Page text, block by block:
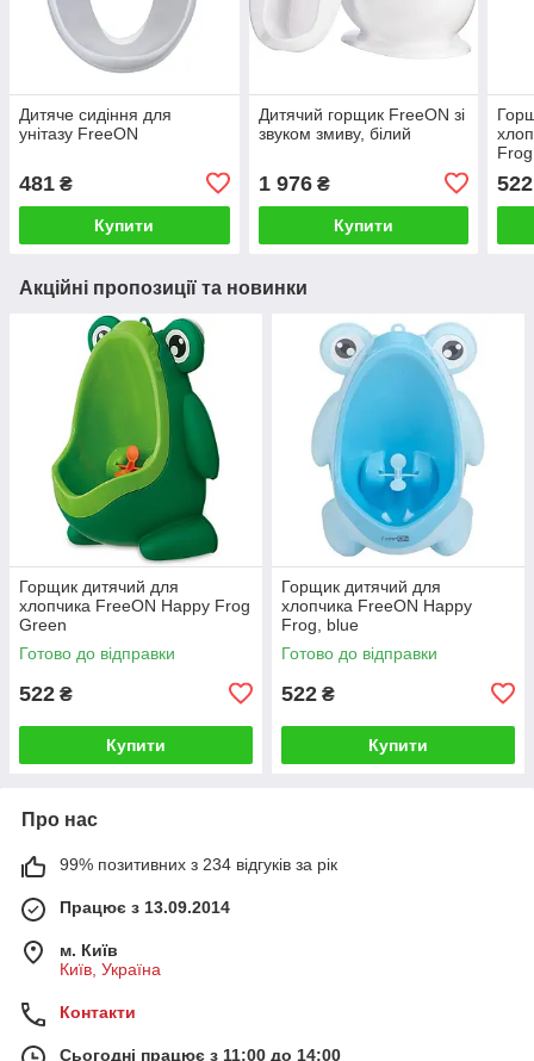
Дитяче сидіння для
унітазу FreeON
481 ₴
Купити
Дитячий горщик FreeON зі
звуком змиву, білий
1 976₴
Купити
522
Акційні пропозиції та новинки
Горщик дитячий для
хлопчика FreeON Happy Frog
Green
Готово до відправки
522 ₴
Купити
Горщик дитячий для
хлопчика FreeON Happy
Frog, blue
Готово до відправки
522 ₴
Купити
Про нас
99% позитивних з 234 відгуків за рік
Працює з 13.09.2014
м. Київ
Київ, Україна
Контакти
Сьогодні працює з 11:00 до 14:00